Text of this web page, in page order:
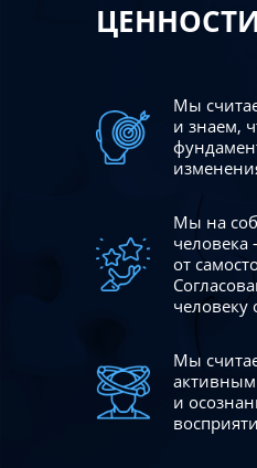
ЦЕННОСТИ
Мы
и знаем,
Мы на
человека
от
человеку
Мы
активным
и